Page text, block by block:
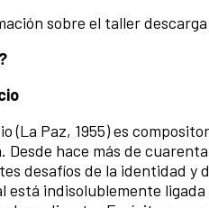
sobre el taller descarga
(La Paz, 1955) es
Desde hace más de
desafíos de la identidad y
está indisolublemente